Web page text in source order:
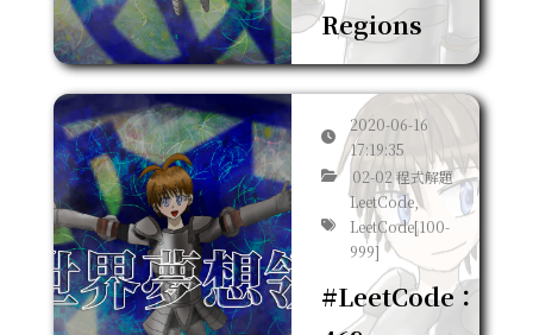
Regions
2020-06-16
17:19:35
02-02 程式解題
LeetCode,
LeetCode[100-
999]
#LeetCode：